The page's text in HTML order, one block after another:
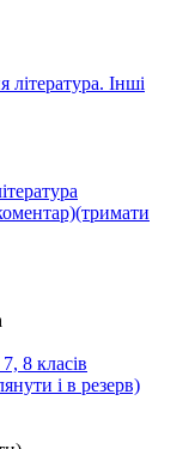
література. Інші
8 класів
і в резерв)